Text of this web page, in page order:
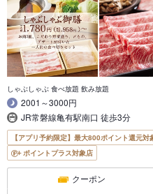
しゃぶしゃぶ 食べ放題 飲み放題
2001～3000円
JR常磐線亀有駅南口 徒歩3分
【アプリ予約限定】最大800ポイント還元対
ポイントプラス対象店
クーポン